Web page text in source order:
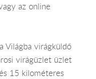
az online
Világba virágküldő
virágüzlet üzlet
15 kilométeres